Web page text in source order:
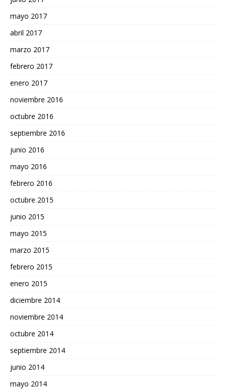
mayo 2017
abril 2017
marzo 2017
febrero 2017
enero 2017
noviembre 2016
octubre 2016
septiembre 2016
junio 2016
mayo 2016
febrero 2016
octubre 2015
junio 2015
mayo 2015
marzo 2015
febrero 2015
enero 2015
diciembre 2014
noviembre 2014
octubre 2014
septiembre 2014
junio 2014
mayo 2014